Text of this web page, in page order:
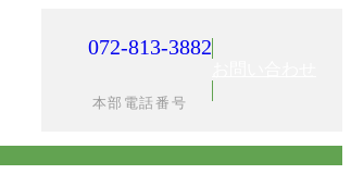
072-813-3882
本部電話番号